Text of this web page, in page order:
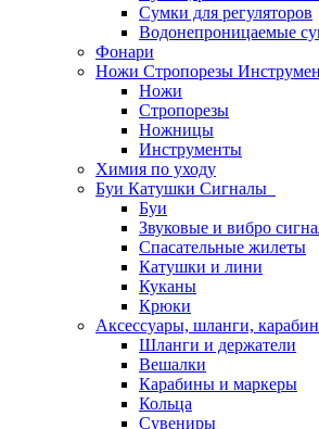
Сумки для регуляторов
Водонепроницаемые
Фонари
Ножи Стропорезы
Ножи
Стропорезы
Ножницы
Инструменты
Химия по уходу
Буи Катушки Сигналы
Буи
Звуковые и вибро
Спасательные жилеты
Катушки и лини
Куканы
Крюки
Аксессуары, шланги,
Шланги и держатели
Вешалки
Карабины и маркеры
Кольца
Сувениры